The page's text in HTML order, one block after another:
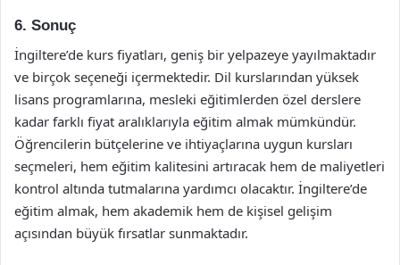
6. Sonuç
İngiltere’de kurs fiyatları, geniş bir yelpazeye yayılmaktadır
ve birçok seçeneği içermektedir. Dil kurslarından yüksek
lisans programlarına, mesleki eğitimlerden özel derslere
kadar farklı fiyat aralıklarıyla eğitim almak mümkündür.
Öğrencilerin bütçelerine ve ihtiyaçlarına uygun kursları
seçmeleri, hem eğitim kalitesini artıracak hem de maliyetleri
kontrol altında tutmalarına yardımcı olacaktır. İngiltere’de
eğitim almak, hem akademik hem de kişisel gelişim
açısından büyük fırsatlar sunmaktadır.